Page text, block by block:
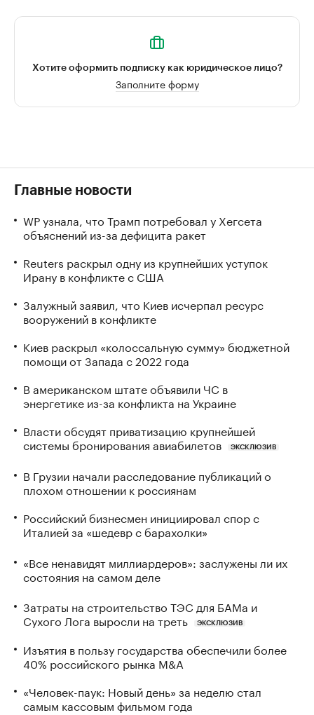
Хотите оформить подписку как юридическое лицо?
Заполните форму
Главные новости
WP узнала, что Трамп потребовал у Хегсета
объяснений из-за дефицита ракет
Reuters раскрыл одну из крупнейших уступок
Ирану в конфликте с США
Залужный заявил, что Киев исчерпал ресурс
вооружений в конфликте
Киев раскрыл «колоссальную сумму» бюджетной
помощи от Запада с 2022 года
В американском штате объявили ЧС в
энергетике из-за конфликта на Украине
Власти обсудят приватизацию крупнейшей
системы бронирования авиабилетов
ЭКСКЛЮЗИВ
В Грузии начали расследование публикаций о
плохом отношении к россиянам
Российский бизнесмен инициировал спор с
Италией за «шедевр с барахолки»
«Все ненавидят миллиардеров»: заслужены ли их
состояния на самом деле
Затраты на строительство ТЭС для БАМа и
Сухого Лога выросли на треть
ЭКСКЛЮЗИВ
Изъятия в пользу государства обеспечили более
40% российского рынка M&A
«Человек-паук: Новый день» за неделю стал
самым кассовым фильмом года